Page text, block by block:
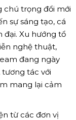
chú trọng đổi mới
sự sáng tạo, cá
đại. Xu hướng tổ
nghệ thuật,
đang ngày
tác với
mang lại cảm
từ các đơn vị